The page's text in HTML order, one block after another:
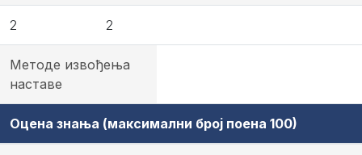
2 2
Методе извођења
наставе
Оцена знања (максимални број поена 100)